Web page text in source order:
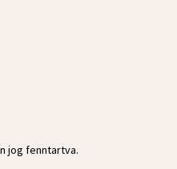
jog fenntartva.